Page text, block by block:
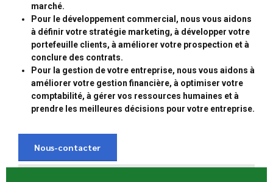
marché.
Pour le développement commercial, nous vous aidons
à définir votre stratégie marketing, à développer votre
portefeuille clients, à améliorer votre prospection et à
conclure des contrats.
Pour la gestion de votre entreprise, nous vous aidons à
améliorer votre gestion financière, à optimiser votre
comptabilité, à gérer vos ressources humaines et à
prendre les meilleures décisions pour votre entreprise.
Nous-contacter